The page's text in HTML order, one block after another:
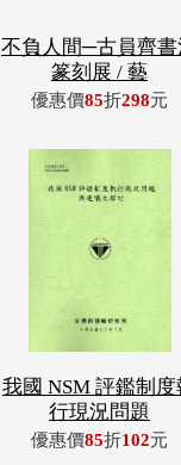
不負人間─古員齊書
篆刻展 / 藝
優惠價85折298元
我國 NSM 評鑑制度
行現況問題
優惠價85折102元